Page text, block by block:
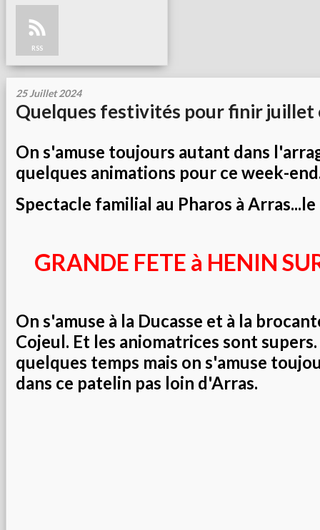
RSS
25 Juillet 2024
Quelques festivités pour finir juillet
On s'amuse toujours autant dans
quelques animations pour ce week-
Spectacle familial au Pharos à
GRANDE FETE à HENIN
On s'amuse à la Ducasse et à la
Cojeul. Et les aniomatrices sont
quelques temps mais on s'amuse
dans ce patelin pas loin d'Arras.